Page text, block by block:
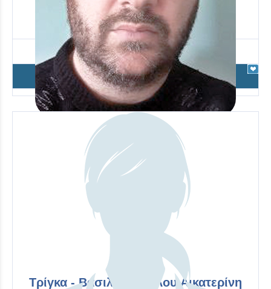
Σιχλιμίρης Ηλίας
Καρδιολογία
Προσθήκη στο Wishlist
Τρίγκα - Βασιλακοπούλου Αικατερίνη